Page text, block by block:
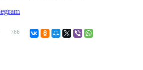
766